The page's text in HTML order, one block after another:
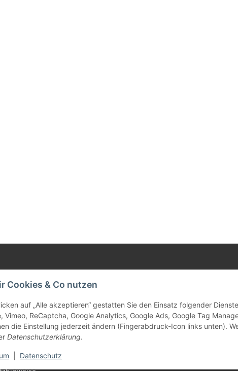
Cookies & Co nutzen
auf „Alle akzeptieren“ gestatten Sie den Einsatz folgender
Vimeo, ReCaptcha, Google Analytics, Google Ads, Google Tag
die Einstellung jederzeit ändern (Fingerabdruck-Icon links unten).
Datenschutzerklärung.
Datenschutz